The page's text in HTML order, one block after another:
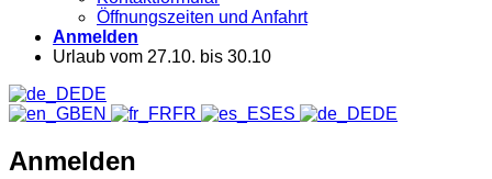
Öffnungszeiten und Anfahrt
Anmelden
Urlaub vom 27.10. bis 30.10
DE
EN
FR ES DE
Anmelden